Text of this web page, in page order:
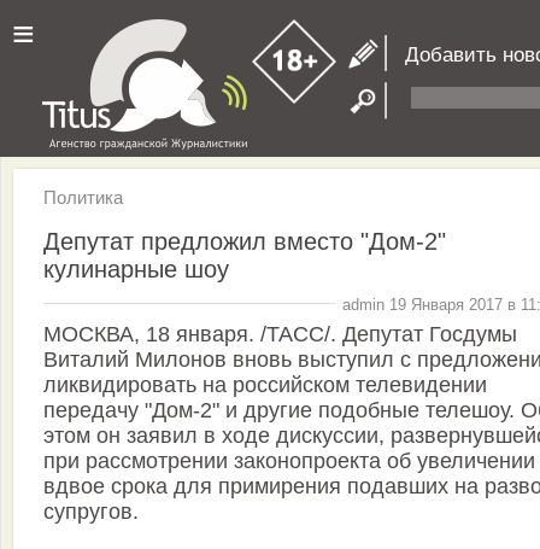
≡ Добавить
Политика
Депутат предложил вместо "Дом-2"
кулинарные шоу
admin 19 Января 2017 в
МОСКВА, 18 января. /ТАСС/. Депутат Госдумы
Виталий Милонов вновь выступил с
ликвидировать на российском телевидении
передачу "Дом-2" и другие подобные телешоу.
этом он заявил в ходе дискуссии,
при рассмотрении законопроекта об увеличении
вдвое срока для примирения подавших на
супругов.